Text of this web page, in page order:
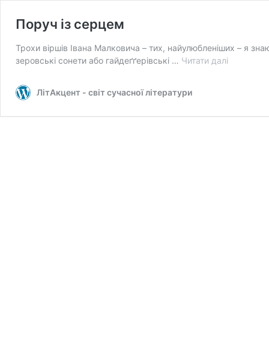
Поруч із серцем
Трохи віршів Івана Малковича – тих, найулюбленіших – я
зеровські сонети або гайдеґґерівські … Читати даліПоруч
ЛітАкцент - світ сучасної літератури